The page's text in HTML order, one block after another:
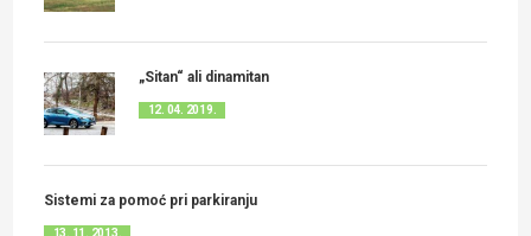
„Sitan“ ali dinamitan
12. 04. 2019.
Sistemi za pomoć pri parkiranju
13. 11. 2013.